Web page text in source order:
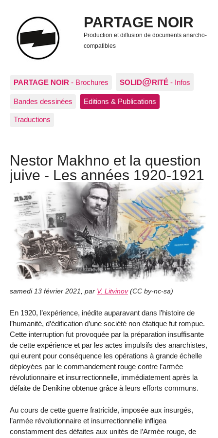
PARTAGE NOIR
Production et diffusion de documents anarcho-
compatibles
PARTAGE NOIR - Brochures SOLID@RITÉ - Infos
Bandes dessinées Editions & Publications
Traductions
Nestor Makhno et la question
juive - Les années 1920-1921
samedi 13 février 2021 par V. Litvinov (CC by-nc-sa)
En 1920, l’expérience, inédite auparavant dans l’histoire de
l’humanité, d’édification d’une société non étatique fut rompue.
Cette interruption fut provoquée par la préparation insuffisante
de cette expérience et par les actes impulsifs des anarchistes,
qui eurent pour conséquence les opérations à grande échelle
déployées par le commandement rouge contre l’armée
révolutionnaire et insurrectionnelle, immédiatement après la
défaite de Denikine obtenue grâce à leurs efforts communs.
Au cours de cette guerre fratricide, imposée aux insurgés,
l’armée révolutionnaire et insurrectionnelle infligea
constamment des défaites aux unités de l’Armée rouge, de